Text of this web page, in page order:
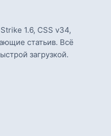
1.6, CSS v34,
статьив. Всё
загрузкой.